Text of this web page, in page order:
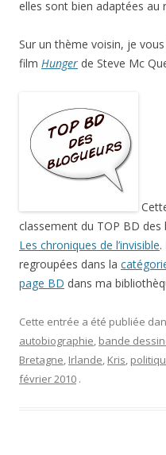
elles sont bien adaptées au
Sur un thème voisin, je
film Hunger de Steve Mc
classement du TOP BD
Les chroniques de l’invisible.
regroupées dans la
page BD dans ma
Cette entrée a été publiée
autobiographie, bande
Bretagne, Irlande, Kris,
février 2010 .